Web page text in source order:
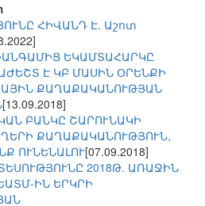
ՀԻՎԱՆԴ Է. Աշոտ
ԵԿԱՄՏԱՀԱՐԿԸ
Է ԿԲ ՄԱՍԻՆ ՕՐԵՆՔԻ
ՔԱՂԱՔԱԿԱՆՈՒԹՅԱՆ
[13.09.2018]
ԲԱՆԿԸ ՇԱՐՈՒՆԱԿԻ
ՔԱՂԱՔԱԿԱՆՈՒԹՅՈՒՆ,
ՈՒՆԵՆԱԼՈՒ[07.09.2018]
2018Թ. ԱՌԱՋԻՆ
ԻՆ ԵՐԿՐԻ